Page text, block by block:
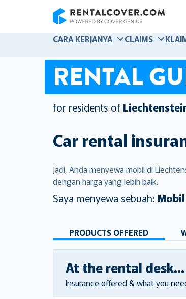
CARA KERJANYA
CLAIMS
RENTAL
for residents of
Car rental
Jadi, Anda menyewa mobil di
dengan harga yang lebih baik.
Saya menyewa sebuah: Mobil
PRODUCTS OFFERED
At the rental desk...
Insurance offered & what you